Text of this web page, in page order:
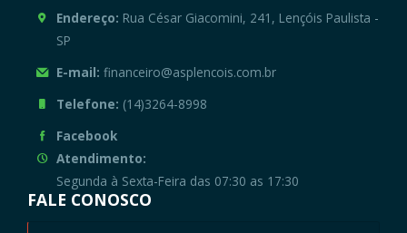
Endereço: Rua César Giacomini, 241, Lençóis Paulista -
SP
E-mail: financeiro@asplencois.com.br
Telefone: (14)3264-8998
Facebook
Atendimento:
Segunda à Sexta-Feira das 07:30 as 17:30
FALE CONOSCO